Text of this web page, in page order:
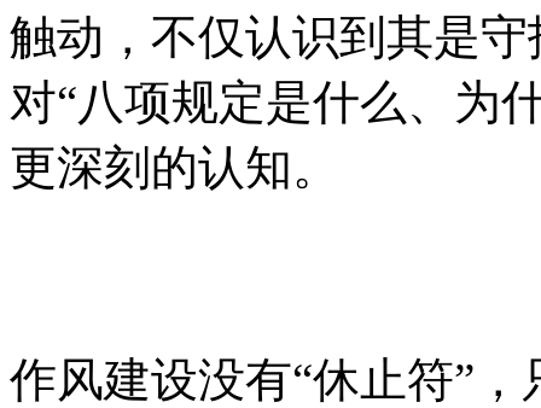
触动，不仅认识到其是
对“八项规定是什么、为
更深刻的认知。
作风建设没有“休止符”